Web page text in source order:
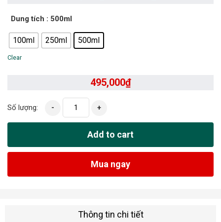
Dung tích : 500ml
100ml 250ml 500ml
Clear
495,000₫
Số lượng: - +
Add to cart
Mua ngay
Thông tin chi tiết